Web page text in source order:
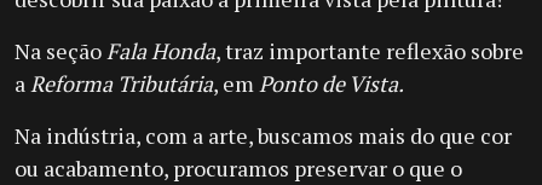
Na seçãoFala Honda, traz importante reflexão sobre
aReforma Tributária, emPonto de Vista.
Na indústria, com a arte, buscamos mais do que cor
ou acabamento, procuramos preservar o que o